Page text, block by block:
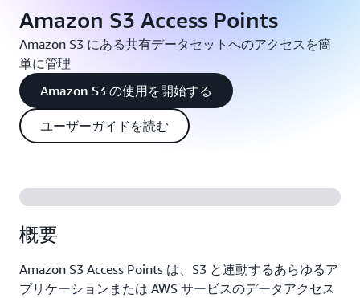
Amazon S3 Access Points
Amazon S3 にある共有データセットへのアクセスを簡
単に管理
Amazon S3 の使用を開始する
ユーザーガイドを読む
概要
Amazon S3 Access Points は、S3 と連動するあらゆるア
プリケーションまたは AWS サービスのデータアクセス